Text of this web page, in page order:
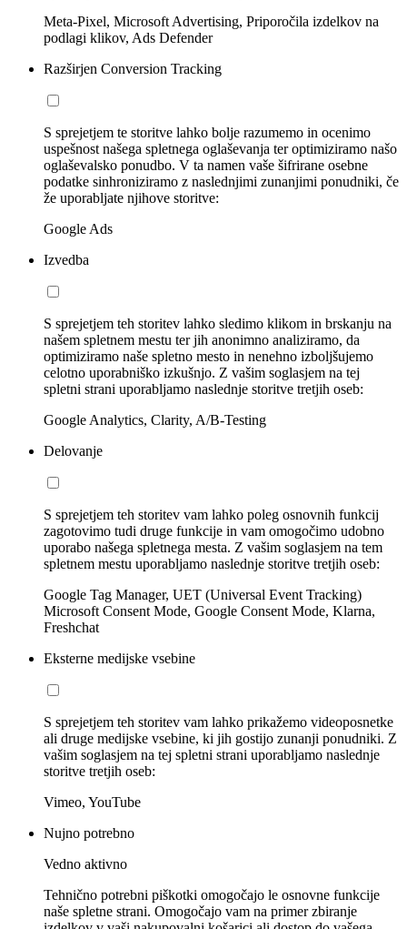
Meta-Pixel, Microsoft Advertising, Priporočila izdelkov na
podlagi klikov, Ads Defender
Razširjen Conversion Tracking
S sprejetjem te storitve lahko bolje razumemo in ocenimo
uspešnost našega spletnega oglaševanja ter optimiziramo našo
oglaševalsko ponudbo. V ta namen vaše šifrirane osebne
podatke sinhroniziramo z naslednjimi zunanjimi ponudniki, če
že uporabljate njihove storitve:
Google Ads
Izvedba
S sprejetjem teh storitev lahko sledimo klikom in brskanju na
našem spletnem mestu ter jih anonimno analiziramo, da
optimiziramo naše spletno mesto in nenehno izboljšujemo
celotno uporabniško izkušnjo. Z vašim soglasjem na tej
spletni strani uporabljamo naslednje storitve tretjih oseb:
Google Analytics, Clarity, A/B-Testing
Delovanje
S sprejetjem teh storitev vam lahko poleg osnovnih funkcij
zagotovimo tudi druge funkcije in vam omogočimo udobno
uporabo našega spletnega mesta. Z vašim soglasjem na tem
spletnem mestu uporabljamo naslednje storitve tretjih oseb:
Google Tag Manager, UET (Universal Event Tracking)
Microsoft Consent Mode, Google Consent Mode, Klarna,
Freshchat
Eksterne medijske vsebine
S sprejetjem teh storitev vam lahko prikažemo videoposnetke
ali druge medijske vsebine, ki jih gostijo zunanji ponudniki. Z
vašim soglasjem na tej spletni strani uporabljamo naslednje
storitve tretjih oseb:
Vimeo, YouTube
Nujno potrebno
Vedno aktivno
Tehnično potrebni piškotki omogočajo le osnovne funkcije
naše spletne strani. Omogočajo vam na primer zbiranje